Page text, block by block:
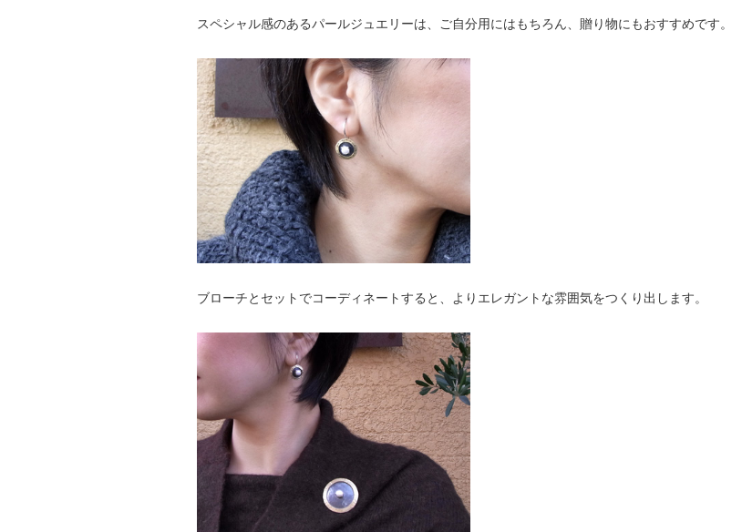
スペシャル感のあるパールジュエリーは、ご自分用にはもちろん、贈り物にもおすすめです。
ブローチとセットでコーディネートすると、よりエレガントな雰囲気をつくり出します。